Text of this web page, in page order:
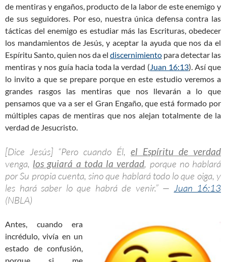
de mentiras y engaños, producto de la labor de este enemigo y
de sus seguidores. Por eso, nuestra única defensa contra las
tácticas del enemigo es estudiar más las Escrituras, obedecer
los mandamientos de Jesús, y aceptar la ayuda que nos da el
Espíritu Santo, quien nos da el discernimiento para detectar las
mentiras y nos guía hacia toda la verdad (Juan 16:13). Así que
lo invito a que se prepare porque en este estudio veremos a
grandes rasgos las mentiras que nos llevarán a lo que
pensamos que va a ser el Gran Engaño, que está formado por
múltiples capas de mentiras que nos alejan totalmente de la
verdad de Jesucristo.
[Dice Jesús] “Pero cuando Él, el Espíritu de verdad
venga, los guiará a toda la verdad, porque no hablará
por Su propia cuenta, sino que hablará todo lo que oiga, y
les hará saber lo que habrá de venir.” — Juan 16:13
(NBLA)
Antes, cuando era
incrédulo, vivía en un
estado de confusión,